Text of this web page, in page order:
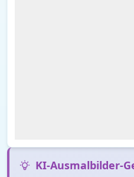
KI-Ausmalbilder-